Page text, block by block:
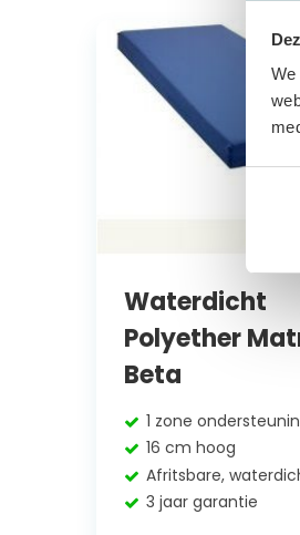
Waterdicht
Polyether
Beta
1 zone
16 cm hoog
Afritsbare,
3 jaar garantie